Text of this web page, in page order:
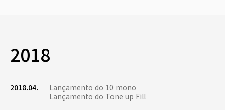
2018
2018.04.
Lançamento do 10 mono
Lançamento do Tone up Fill